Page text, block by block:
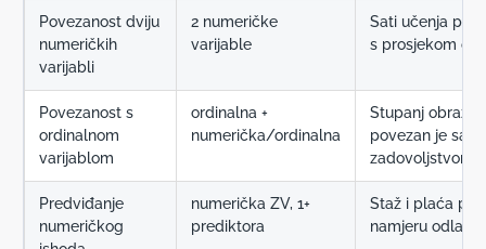
Povezanost dviju
numeričkih
varijabli
2 numeričke
varijable
Sati učenja
s prosjekom
Povezanost s
ordinalnom
varijablom
ordinalna +
numerička/ordinalna
Stupanj
povezan je sa
zadovoljstvom
Predviđanje
numeričkog
numerička ZV, 1+
prediktora
Staž i plaća
namjeru